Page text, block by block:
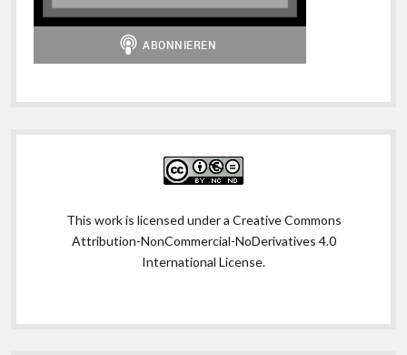
This work is licensed under a Creative Commons
Attribution-NonCommercial-NoDerivatives 4.0
International License.